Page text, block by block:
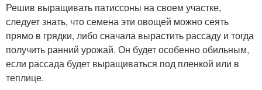
Решив выращивать патиссоны на своем участке,
следует знать, что семена эти овощей можно сеять
прямо в грядки, либо сначала вырастить рассаду и тогда
получить ранний урожай. Он будет особенно обильным,
если рассада будет выращиваться под пленкой или в
теплице.